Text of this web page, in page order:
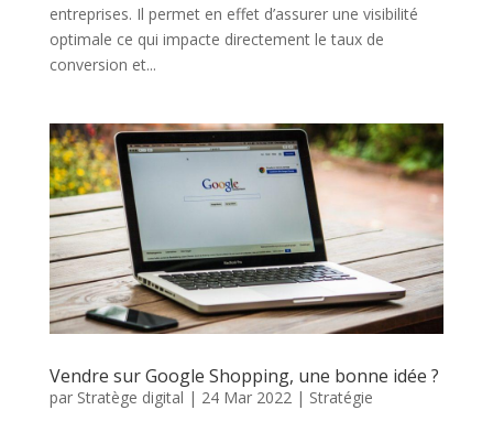
entreprises. Il permet en effet d’assurer une visibilité
optimale ce qui impacte directement le taux de
conversion et...
Vendre sur Google Shopping, une bonne idée ?
par Stratège digital | 24 Mar 2022| Stratégie